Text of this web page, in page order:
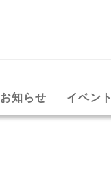
お知らせ イベント